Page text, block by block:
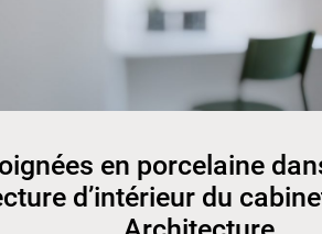
en porcelaine
d’intérieur du